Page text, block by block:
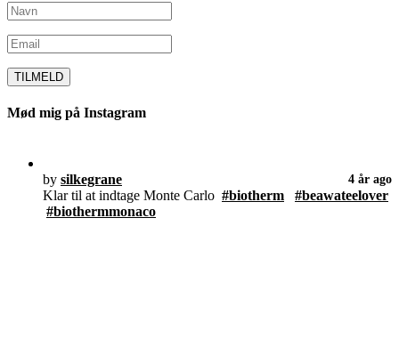
Mød mig på Instagram
by silkegrane 4 år ago
Klar til at indtage Monte Carlo #biotherm
#beawateelover
#biothermmonaco